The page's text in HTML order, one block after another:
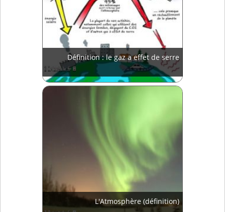
Définition : le gaz a effet de serre
L'Atmosphère (définition)